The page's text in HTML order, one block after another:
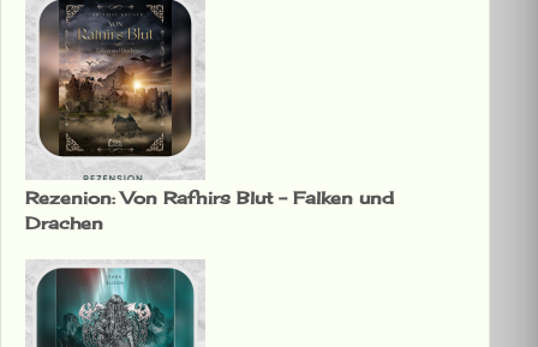
Rezenion: Von Rafnirs Blut – Falken und
Drachen